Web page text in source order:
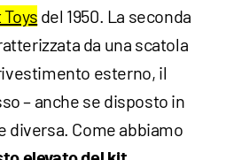
del 1950. La seconda
da una scatola
esterno, il
– anche se disposto in
diversa. Come abbiamo